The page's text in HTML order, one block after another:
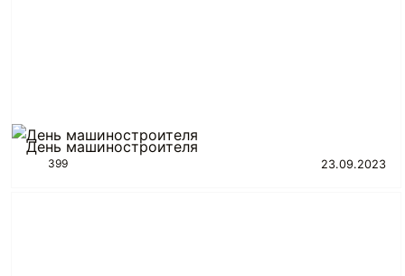
День машиностроителя
399 23.09.2023